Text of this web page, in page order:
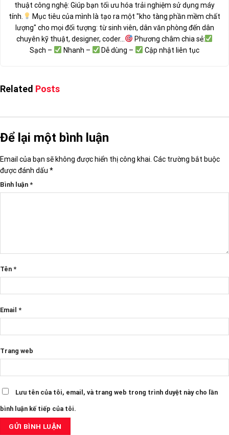
thuật công nghệ: Giúp bạn tối ưu hóa trải nghiệm sử dụng máy
tính.
Mục tiêu của mình là tạo ra một "kho tàng phần mềm chất
lượng" cho mọi đối tượng: từ sinh viên, dân văn phòng đến dân
chuyên kỹ thuật, designer, coder...
Phương châm chia sẻ:
Sạch –
Nhanh – Dễ dùng – Cập nhật liên tục
Related Posts
Để lại một bình luận
Email của bạn sẽ không được hiển thị công khai. Các trường bắt buộc
được đánh dấu *
Bình luận *
Tên *
Email *
Trang web
Lưu tên của tôi, email, và trang web trong trình duyệt này cho lần
bình luận kế tiếp của tôi.